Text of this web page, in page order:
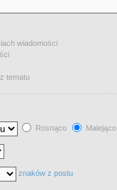
wiadomości
tematu
Rosnąco Malejąco
znaków z postu